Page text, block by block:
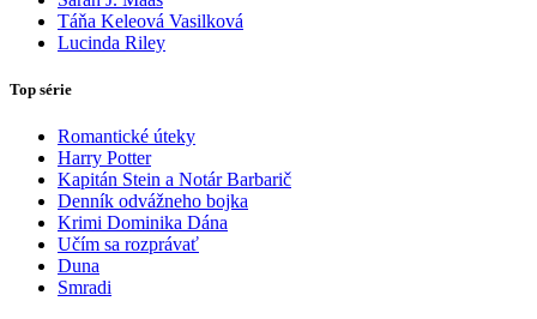
Táňa Keleová Vasilková
Lucinda Riley
Top série
Romantické úteky
Harry Potter
Kapitán Stein a Notár Barbarič
Denník odvážneho bojka
Krimi Dominika Dána
Učím sa rozprávať
Duna
Smradi